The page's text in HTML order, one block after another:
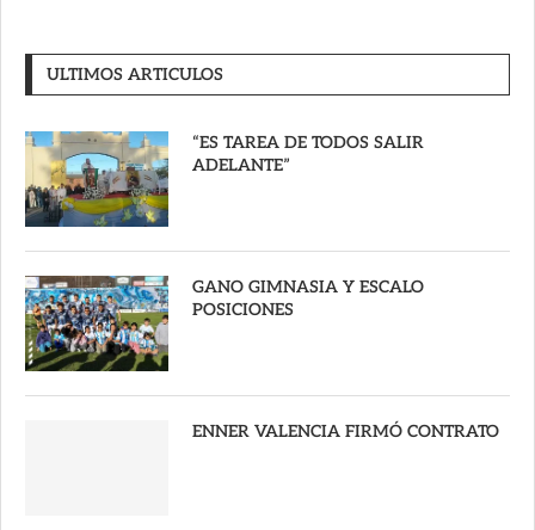
ULTIMOS ARTICULOS
“ES TAREA DE TODOS SALIR
ADELANTE”
GANO GIMNASIA Y ESCALO
POSICIONES
ENNER VALENCIA FIRMÓ CONTRATO